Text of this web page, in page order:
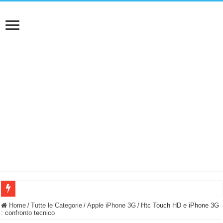
BASTA FATICARE! Questo robot tagliaerba lo appoggi e fa tutto lui! (Senza
Home / Tutte le Categorie / Apple iPhone 3G / Htc Touch HD e iPhone 3G
: confronto tecnico